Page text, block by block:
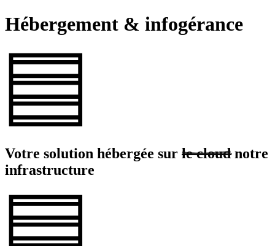
Hébergement & infogérance
Votre solution hébergée sur le cloudnotre
infrastructure